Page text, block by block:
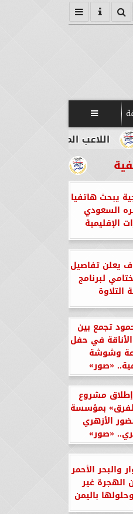

الإيطالي طه أبو
يبحث هاتفيا
السعودي
الإقليمية
يعلن تفاصيل
لبرنامج
التلاوة
تجمع بين
في حفل
وشوشة
«صور»
مشروع
بمؤسسة
الأزهري
«صور»
والبحر الأحمر
الهجرة غير
باليمن